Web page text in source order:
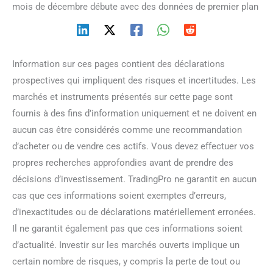
mois de décembre débute avec des données de premier plan
Information sur ces pages contient des déclarations
prospectives qui impliquent des risques et incertitudes. Les
marchés et instruments présentés sur cette page sont
fournis à des fins d’information uniquement et ne doivent en
aucun cas être considérés comme une recommandation
d’acheter ou de vendre ces actifs. Vous devez effectuer vos
propres recherches approfondies avant de prendre des
décisions d’investissement. TradingPro ne garantit en aucun
cas que ces informations soient exemptes d’erreurs,
d’inexactitudes ou de déclarations matériellement erronées.
Il ne garantit également pas que ces informations soient
d’actualité. Investir sur les marchés ouverts implique un
certain nombre de risques, y compris la perte de tout ou